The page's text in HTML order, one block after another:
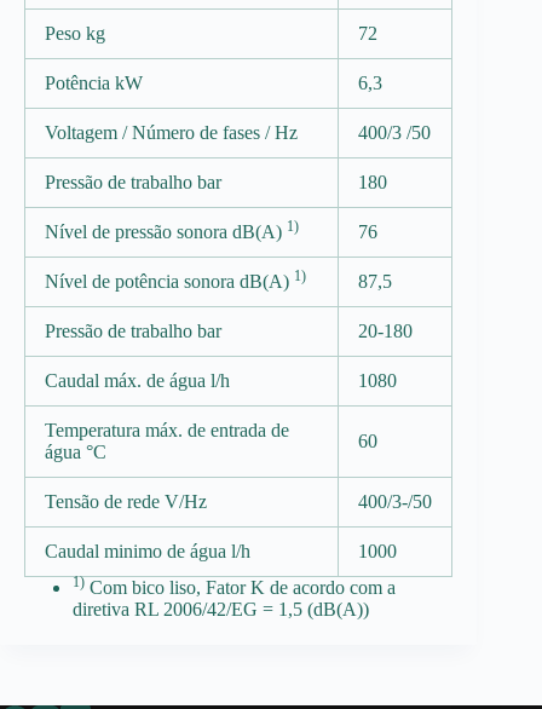
Peso kg 72
Potência kW 6,3
Voltagem / Número de fases / Hz 400/3 /50
Pressão de trabalho bar 180
Nível de pressão sonora dB(A) 1) 76
Nível de potência sonora dB(A) 1) 87,5
Pressão de trabalho bar 20-180
Caudal máx. de água l/h 1080
Temperatura máx. de entrada de
água °C
60
Tensão de rede V/Hz 400/3-/50
Caudal minimo de água l/h 1000
1) Com bico liso, Fator K de acordo com a
diretiva RL 2006/42/EG = 1,5 (dB(A))